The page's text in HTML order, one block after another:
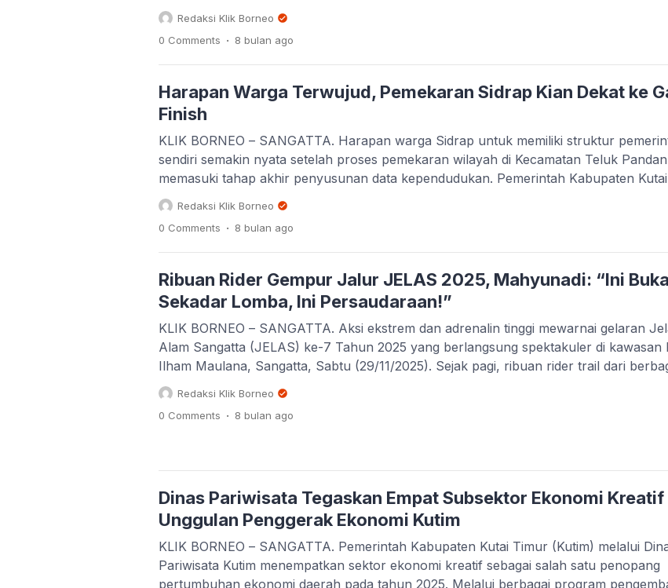
dampak positif bagi prestasi pelajar dan generasi muda di daerah. Pemerintah menilai
event dan kompetisi bukan sekadar kegiatan tahunan, tetapi merupakan sarana […]
Redaksi Klik Borneo
0 Comments . 8 bulan ago
Harapan Warga Terwujud, Pemekaran Sidrap Kian Dekat ke
Finish
KLIK BORNEO – SANGATTA. Harapan warga Sidrap untuk memiliki struktur
sendiri semakin nyata setelah proses pemekaran wilayah di Kecamatan Teluk Pandan
memasuki tahap akhir penyusunan data kependudukan. Pemerintah Kabupaten
(Pemkab Kutim) memastikan bahwa tahapan administrasi berjalan sesuai jadwal dan
menyisakan sedikit persyaratan teknis sebelum Sidrap resmi diajukan sebagai desa
Dalam beberapa […]
Redaksi Klik Borneo
0 Comments . 8 bulan ago
Ribuan Rider Gempur Jalur JELAS 2025, Mahyunadi: “Ini
Sekadar Lomba, Ini Persaudaraan!”
KLIK BORNEO – SANGATTA. Aksi ekstrem dan adrenalin tinggi mewarnai gelaran
Alam Sangatta (JELAS) ke-7 Tahun 2025 yang berlangsung spektakuler di kawasan
Ilham Maulana, Sangatta, Sabtu (29/11/2025). Sejak pagi, ribuan rider trail dari
penjuru Nusantara memadati titik start untuk menjajal jalur berlumpur yang terkenal
penuh tantangan. Atmosfer semakin pecah ketika Wakil […]
Redaksi Klik Borneo
0 Comments . 8 bulan ago
Dinas Pariwisata Tegaskan Empat Subsektor Ekonomi
Unggulan Penggerak Ekonomi Kutim
KLIK BORNEO – SANGATTA. Pemerintah Kabupaten Kutai Timur (Kutim) melalui
Pariwisata Kutim menempatkan sektor ekonomi kreatif sebagai salah satu penopang
pertumbuhan ekonomi daerah pada tahun 2025. Melalui berbagai program